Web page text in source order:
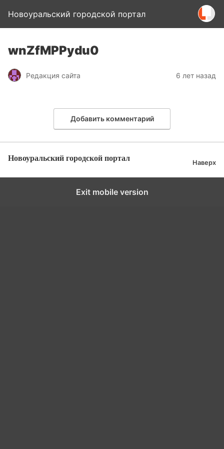
Новоуральский городской портал
wnZfMPPydu0
Редакция сайта 6 лет назад
Добавить комментарий
Новоуральский городской портал Наверх
Exit mobile version